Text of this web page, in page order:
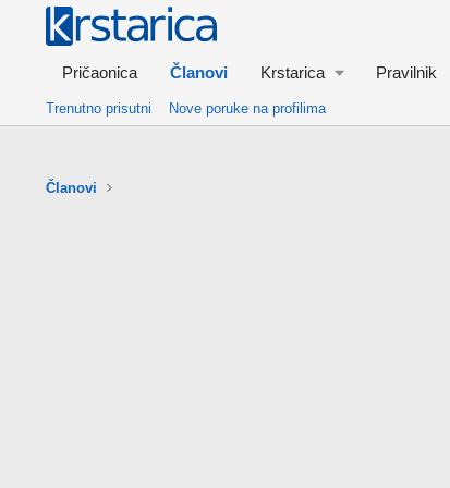
Pričaonica Članovi Krstarica Pravilnik
Trenutno prisutni Nove poruke na profilima
Članovi